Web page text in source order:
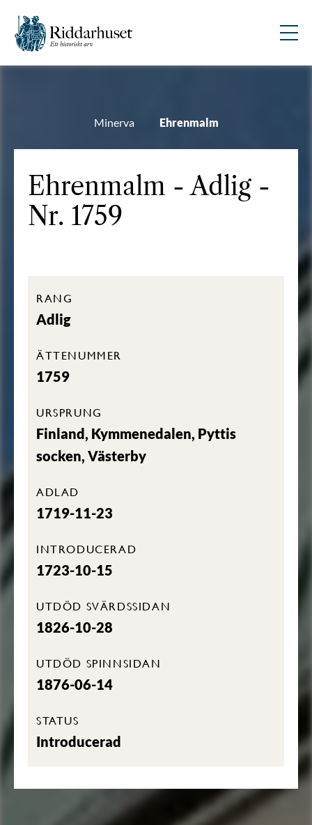
Minerva Ehrenmalm
Ehrenmalm - Adlig -
Nr. 1759
RANG
Adlig
ÄTTENUMMER
1759
URSPRUNG
Finland, Kymmenedalen, Pyttis
socken, Västerby
ADLAD
1719-11-23
INTRODUCERAD
1723-10-15
UTDÖD SVÄRDSSIDAN
1826-10-28
UTDÖD SPINNSIDAN
1876-06-14
STATUS
Introducerad